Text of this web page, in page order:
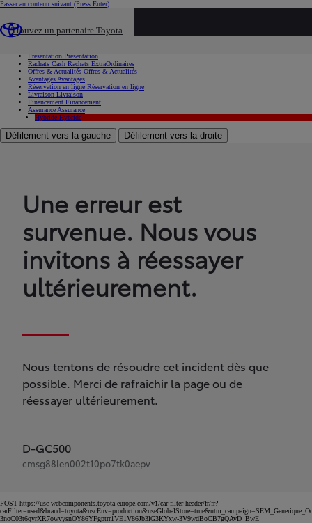
Passer au contenu suivant (Press Enter)
Trouvez un partenaire Toyota
Présentation Présentation
Rachats Cash Rachats ExtraOrdinaires
Offres & Actualités Offres & Actualités
Avantages Avantages
Réservation en ligne Réservation en ligne
Livraison Livraison
Financement Financement
Assurance Assurance
Hybride Hybride
Défilement vers la gauche Défilement vers la droite
Une erreur est
survenue. Nous vous
invitons à réessayer
ultérieurement.
Nous tentons de résoudre cet incident dès que
possible. Merci de rafraichir la page ou de
réessayer ultérieurement.
D-GC500
cmsg88len002t10po7tk0aepv
POST https://usc-webcomponents.toyota-europe.com/v1/car-filter-header/fr/fr?
3noC03t6qyrXR7owvysnOY86YFgptrr1VE1V86Jb3lG3KYxw-3V9wdBoCB7gQAvD_BwE